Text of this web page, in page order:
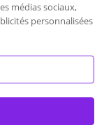
générales
médias sociaux,
personnalisées